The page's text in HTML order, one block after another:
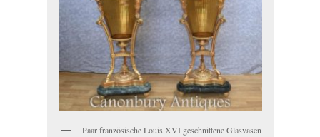
Paar französische Louis XVI geschnittene Glasvasen